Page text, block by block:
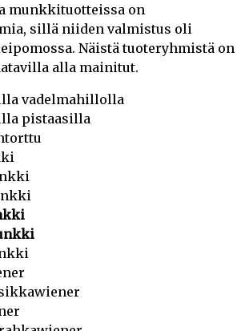
2021 (20.5.2021)
LEIPOMOISSAMME (4.5.2021)
(25.3.2021)
VARATAAN NYT! (9.3.2021)
KAUPOISSA! (26.1.2021)
KAUPOISSA! (7.12.2020)
SAATAVILLA + VINKKI!
PYSYVÄT AUKI (27.3.2020)
JOKIOISTEN LEIVÄSSÄ COVID-19 -
munkkituotteissa on
sillä niiden valmistus oli
Näistä tuoteryhmistä on
alla mainitut.
vadelmahillolla
pistaasilla